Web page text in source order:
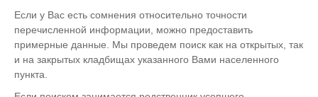
Если у Вас есть сомнения относительно точности
перечисленной информации, можно предоставить
примерные данные. Мы проведем поиск как на открытых, так
и на закрытых кладбищах указанного Вами населенного
пункта.